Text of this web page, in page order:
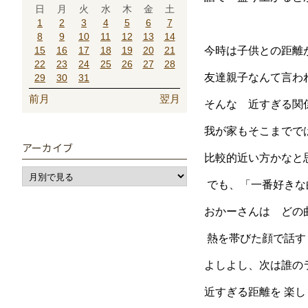
今時は子供との距離
友達親子なんて言わ
そんな 近すぎる関
我が家もそこまでで
比較的近い方かなと
でも、「一番好き
おかーさんは どの
熱を帯びた顔で話
よしよし、次は誰
近すぎる距離を 楽
日 月 火 水 木 金
土
1
2 3 4 5 6
7
8
9 10 11 12 13
14
15
16 17 18 19 20
21
22
23 24 25 26 27
28
29
30 31
前月 翌月
アーカイブ